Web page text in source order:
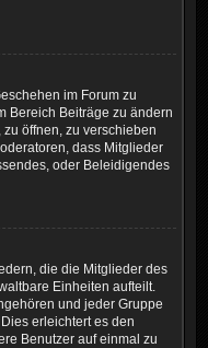
im Forum zu
Bereich Beiträge zu ändern
öffnen, zu verschieben
dass Mitglieder
oder Beleidigendes
die die Mitglieder des
Einheiten aufteilt.
und jeder Gruppe
erleichtert es den
Benutzer auf einmal zu